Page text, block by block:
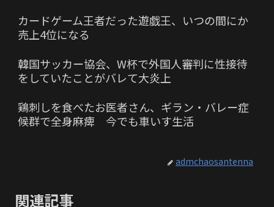
カードゲーム王者だった遊戯王、いつの間にか
売上4位になる
韓国サッカー協会、W杯で外国人審判に性接待
をしていたことがバレて大炎上
鶏刺しを食べたお医者さん、ギラン・バレー症
候群で全身麻痺 今でも車いす生活
admchaosantenna
関連記事